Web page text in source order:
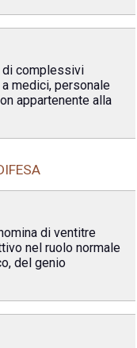
di complessivi
medici, personale
appartenente alla
di ventitre
nel ruolo normale
del genio